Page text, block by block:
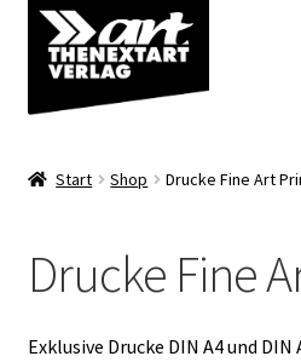
Zur
Navigation
springen
Zum
Inhalt
springen
Comics
Variantcover
Start Shop Drucke Fine Art
Drucke Fine
Exklusive Drucke DIN A4 und